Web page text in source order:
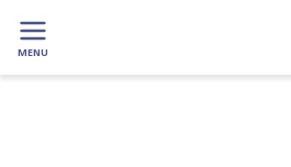
MENU